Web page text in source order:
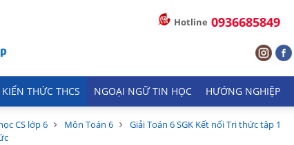
Hotline 0936685849
KIẾN THỨC THCS NGOẠI NGỮ TIN HỌC HƯỚNG NGHIỆP
CS lớp 6 Môn Toán 6
Giải Toán 6 SGK Kết nối Tri thức tập 1